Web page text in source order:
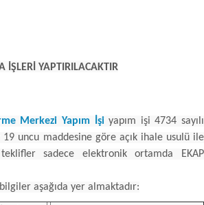
İŞLERİ YAPTIRILACAKTIR
Merkezi Yapım İşiyapım işi 4734 sayılı
19 uncu maddesine göre açık ihale usulü ile
sadece elektronik ortamda EKAP
aşağıda yer almaktadır: